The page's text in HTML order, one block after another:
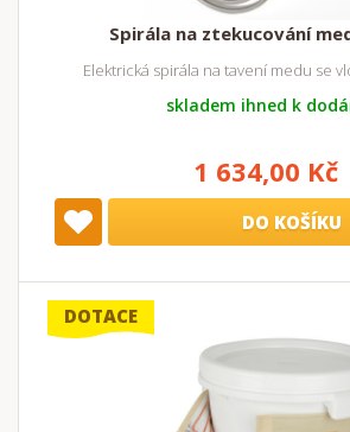
Spirála na ztekucování
Elektrická spirála na tavení medu se
skladem ihned k
1 634,00 Kč
DO KOŠÍKU
DOTACE